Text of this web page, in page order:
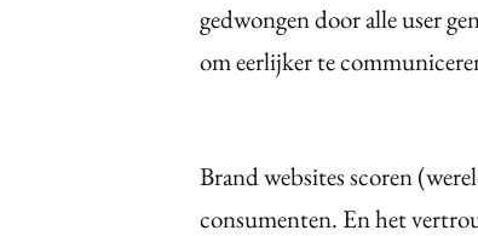
gedwongen door alle user
om eerlijker te
Brand websites scoren
consumenten. En het